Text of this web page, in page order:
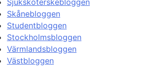
Skånebloggen
Studentbloggen
Stockholmsbloggen
Värmlandsbloggen
Västbloggen